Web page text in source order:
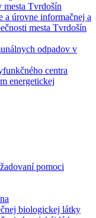
mesta Tvrdošín
a úrovne informačnej a
mesta Tvrdošín
odpadov v
centra
energetickej
pomoci
biologickej látky